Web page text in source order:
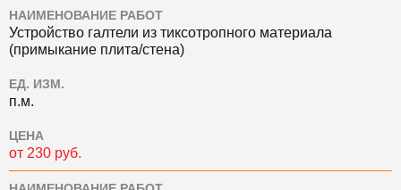
НАИМЕНОВАНИЕ РАБОТ
Устройство галтели из тиксотропного материала
(примыкание плита/стена)
ЕД. ИЗМ.
п.м.
ЦЕНА
от 230 руб.